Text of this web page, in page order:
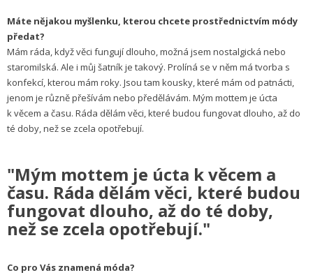
Máte nějakou myšlenku, kterou chcete prostřednictvím módy
předat?
Mám ráda, když věci fungují dlouho, možná jsem nostalgická nebo
staromilská. Ale i můj šatník je takový. Prolíná se v něm má tvorba s
konfekcí, kterou mám roky. Jsou tam kousky, které mám od patnácti,
jenom je různě přešívám nebo předělávám. Mým mottem je úcta
k věcem a času. Ráda dělám věci, které budou fungovat dlouho, až do
té doby, než se zcela opotřebují.
"Mým mottem je úcta k věcem a
času. Ráda dělám věci, které budou
fungovat dlouho, až do té doby,
než se zcela opotřebují."
Co pro Vás znamená móda?